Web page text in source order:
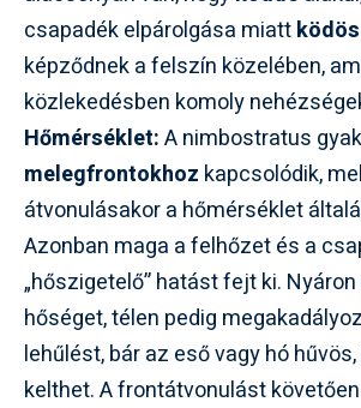
csapadék elpárolgása miatt
képződnek a felszín közelében,
közlekedésben komoly
Hőmérséklet:A nimbostratus
melegfrontokhoz kapcsolódik,
átvonulásakor a hőmérséklet
Azonban maga a felhőzet és a
„hőszigetelő” hatást fejt ki.
hőséget, télen pedig
lehűlést, bár az eső vagy hó
kelthet. A frontátvonulást